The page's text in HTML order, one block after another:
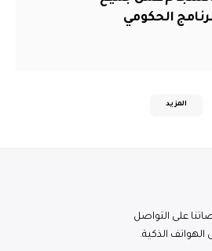
الحكومي
المزيد
على التواصل
الهواتف الذكية.